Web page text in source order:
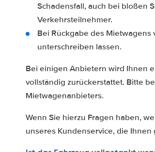
Schadensfall, auch bei bloßen
Verkehrsteilnehmer.
Bei Rückgabe des
unterschreiben lassen.
Bei einigen Anbietern wird Ihnen
vollständig zurückerstattet. Bitte
Mietwagenanbieters.
Wenn Sie hierzu Fragen haben,
unseres Kundenservice, die